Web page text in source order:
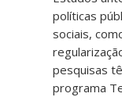
políticas
sociais,
pesquisas
programa